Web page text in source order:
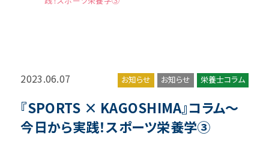
2023.06.07 お知らせ お知らせ 栄養士コラム
『SPORTS × KAGOSHIMA』コラム～
今日から実践！スポーツ栄養学③